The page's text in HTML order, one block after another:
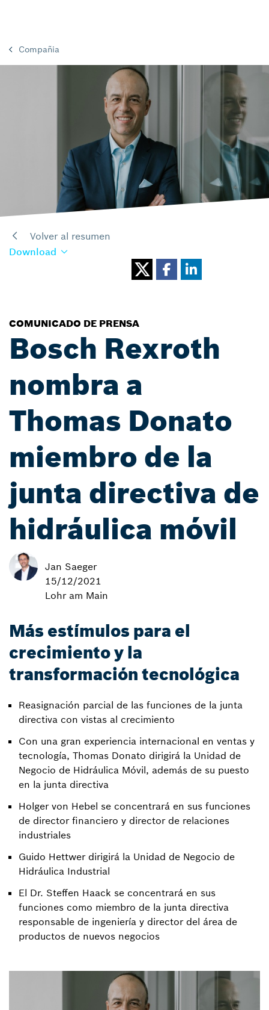
Compañia
Volver al resumen
Download
COMUNICADO DE PRENSA
Bosch Rexroth
nombra a
Thomas Donato
miembro de la
junta directiva de
hidráulica móvil
Jan Saeger
15/12/2021
Lohr am Main
Más estímulos para el
crecimiento y la
transformación tecnológica
Reasignación parcial de las funciones de la junta
directiva con vistas al crecimiento
Con una gran experiencia internacional en ventas y
tecnología, Thomas Donato dirigirá la Unidad de
Negocio de Hidráulica Móvil, además de su puesto
en la junta directiva
Holger von Hebel se concentrará en sus funciones
de director financiero y director de relaciones
industriales
Guido Hettwer dirigirá la Unidad de Negocio de
Hidráulica Industrial
El Dr. Steffen Haack se concentrará en sus
funciones como miembro de la junta directiva
responsable de ingeniería y director del área de
productos de nuevos negocios